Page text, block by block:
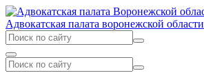
Адвокатская палата воронежской области